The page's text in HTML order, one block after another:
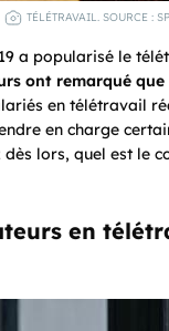
TÉLÉTRAVAIL. SOURCE :
a popularisé le
ont remarqué
en télétravail
en charge
lors, quel est le
en